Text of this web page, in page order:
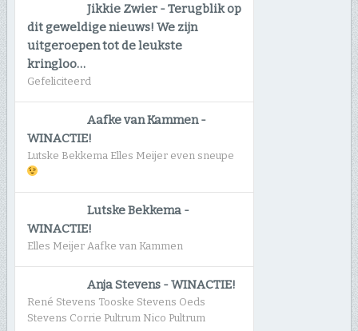
Jikkie Zwier -Terugblik op
dit geweldige nieuws! We zijn
uitgeroepen tot de leukste
kringloo…
Gefeliciteerd
Aafke van Kammen-
WINACTIE!
Lutske Bekkema Elles Meijer even sneupe
Lutske Bekkema -
WINACTIE!
Elles Meijer Aafke van Kammen
Anja Stevens -WINACTIE!
René Stevens Tooske Stevens Oeds
Stevens Corrie Pultrum Nico Pultrum